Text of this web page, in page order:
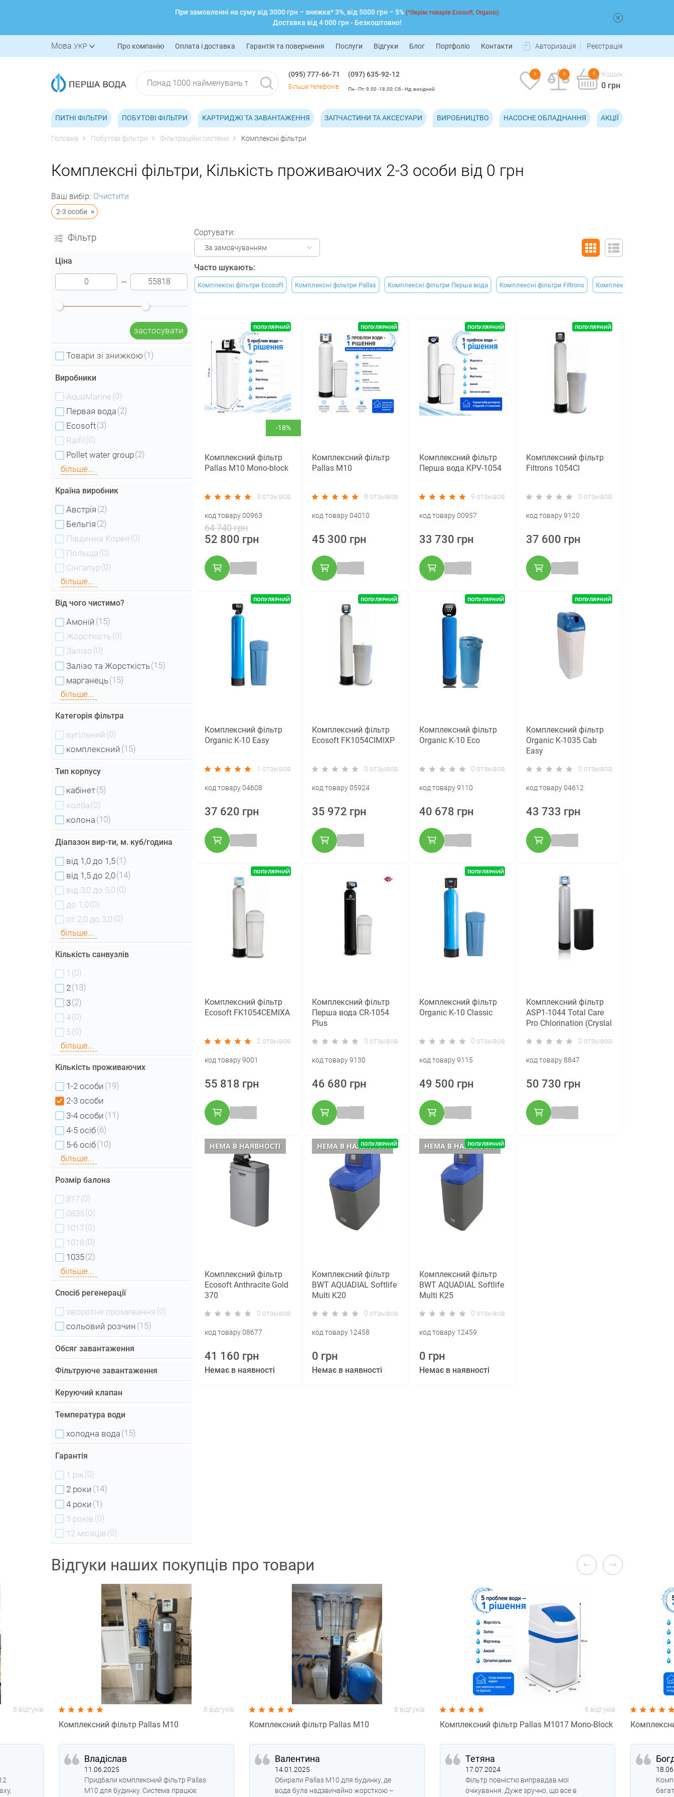
При замовленні на суму від 3000 грн – знижка* 3%, від 5000 грн – 5% (*Окрім товарів Ecosoft, Organic)
Доставка від 4 000 грн - Безкоштовно!
Мова УКР Про компанію Оплата і доставка Гарантія та повернення Послуги Відгуки Блог Портфоліо Контакти Авторизація Реєстрація
(095) 777-66-71
Більше телефонів
(097) 635-92-12
Пн - Пт: 9.00 -18.00; Сб - Нд: вихідний
0 0 0 Кошик
0 грн
ПИТНІ ФІЛЬТРИ ПОБУТОВІ ФІЛЬТРИ КАРТРИДЖІ ТА ЗАВАНТАЖЕННЯ ЗАПЧАСТИНИ ТА АКСЕСУАРИ ВИРОБНИЦТВО НАСОСНЕ ОБЛАДНАННЯ АКЦІЇ
Головна Побутові фільтри Фільтраційні системи Комплексні фільтри
Комплексні фільтри, Кількість проживаючих 2-3 особи від 0 грн
Ваш вибір: Очистити
2-3 особи ×
Фільтр
Ціна
застосувати
Товари зі знижкою (1)
Виробники
AquaMarine (0)
Первая вода (2)
Ecosoft(3)
Raifil (0)
Pollet water group(2)
більше...
Країна виробник
Австрія (2)
Бельгія (2)
Південна Корея (0)
Польща (0)
Сінгапур(0)
більше...
Від чого чистимо?
Амоній (15)
Жорсткість (0)
Залізо (0)
Залізо та Жорсткість(15)
марганець(15)
більше...
Категорія фільтра
вугільний (0)
комплексний (15)
Тип корпусу
кабінет(5)
колба (0)
колона (10)
Діапазон вир-ти, м. куб/година
від 1,0 до 1,5(1)
від 1,5 до 2,0(14)
від 3,0 до 5,0 (0)
до 1,0 (0)
от 2,0 до 3,0 (0)
більше...
Кількість санвузлів
1 (0)
2(13)
3(2)
4(0)
5(0)
більше...
Кількість проживаючих
1-2 особи (19)
2-3 особи
3-4 особи (11)
4-5 осіб(6)
5-6 осіб(10)
більше...
Розмір балона
817(0)
0835(0)
1017(0)
1018(0)
1035(2)
більше...
Спосіб регенерації
зворотне промивання (0)
сольовий розчин (15)
Обсяг завантаження
Фільтруюче завантаження
Керуючий клапан
Температура води
холодна вода (15)
Гарантія
1 рік (0)
2 роки (14)
4 роки (1)
5 років (0)
12 місяців (0)
Сортувати:
За замовчуванням
Часто шукають:
Комплексні фільтри Ecosoft Комплексні фільтри Pallas Комплексні фільтри Перша вода Комплексні фільтри Filtrons Комплексні фільтри
-18%
ПОПУЛЯРНИЙ
Комплексний фільтр
Pallas M10 Mono-block
3 отзывов
код товару 00963
64 740 грн
52 800 грн
ПОПУЛЯРНИЙ
Комплексний фільтр
Pallas M10
8 отзывов
код товару 04010
45 300 грн
ПОПУЛЯРНИЙ
Комплексний фільтр
Перша вода KPV-1054
9 отзывов
код товару 00957
33 730 грн
ПОПУЛЯРНИЙ
Комплексний фільтр
Filtrons 1054CI
0 отзывов
код товару 9120
37 600 грн
ПОПУЛЯРНИЙ
Комплексний фільтр
Organic K-10 Easy
1 отзывов
код товару 04608
37 620 грн
ПОПУЛЯРНИЙ
Комплексний фільтр
Ecosoft FK1054CIMIXP
0 отзывов
код товару 05924
35 972 грн
ПОПУЛЯРНИЙ
Комплексний фільтр
Organic K-10 Eco
0 отзывов
код товару 9110
40 678 грн
ПОПУЛЯРНИЙ
Комплексний фільтр
Organic K-1035 Cab
Easy
0 отзывов
код товару 04612
43 733 грн
ПОПУЛЯРНИЙ
Комплексний фільтр
Ecosoft FK1054CEMIXA
2 отзывов
код товару 9001
55 818 грн
Комплексний фільтр
Перша вода CR-1054
Plus
0 отзывов
код товару 9130
46 680 грн
ПОПУЛЯРНИЙ
Комплексний фільтр
Organic K-10 Classic
0 отзывов
код товару 9115
49 500 грн
Комплексний фільтр
ASP1-1044 Total Care
Pro Chlorination (Cryslal
хлору.
0 отзывов
код товару 8847
50 730 грн
НЕМА В НАЯВНОСТІ
Комплексний фільтр
Ecosoft Anthracite Gold
370
0 отзывов
код товару 08677
41 160 грн
Немає в наявності
НЕМА В НАЯВНОСТІ
ПОПУЛЯРНИЙ
Комплексний фільтр
BWT AQUADIAL Softlife
Multi K20
0 отзывов
код товару 12458
0 грн
Немає в наявності
НЕМА В НАЯВНОСТІ
ПОПУЛЯРНИЙ
Комплексний фільтр
BWT AQUADIAL Softlife
Multi K25
0 отзывов
код товару 12459
0 грн
Немає в наявності
Відгуки наших покупців про товари
8 відгуків 8 відгуків
Комплексний фільтр Pallas M10
Владіслав
11.06.2025
Придбали комплексний фільтр Pallas
M10 для будинку. Система працює
8 відгуків
Комплексний фільтр Pallas M10
Валентина
14.01.2025
Обирали Pallas M10 для будинку, де
вода була надзвичайно жорсткою –
6 відгуків
Комплексний фільтр Pallas М1017 Mono-Block
Тетяна
17.07.2024
Фільтр повністю виправдав мої
очікування. Дуже зручно, що все в